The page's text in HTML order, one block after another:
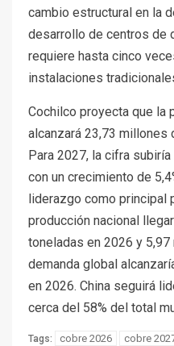
cambio estructural en la
desarrollo de centros de
requiere hasta cinco
instalaciones
Cochilco proyecta que la
alcanzará 23,73 millones
Para 2027, la cifra
con un crecimiento de
liderazgo como principal
producción nacional
toneladas en 2026 y
demanda global
en 2026. China seguirá
cerca del 58% del total
Tags: cobre 2026 cobre